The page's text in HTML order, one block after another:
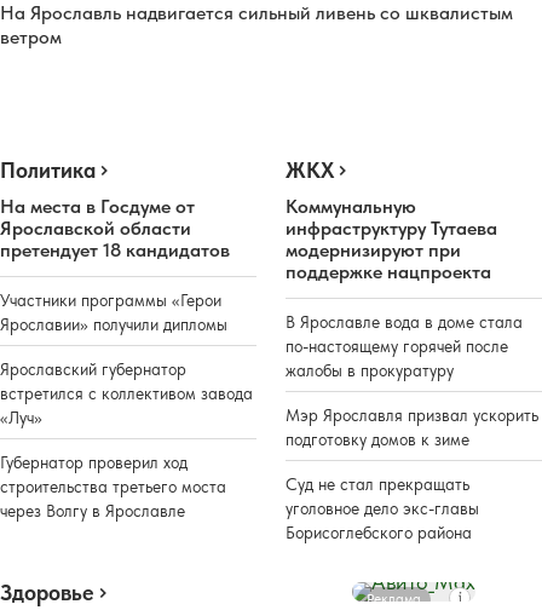
На Ярославль надвигается сильный ливень со шквалистым
ветром
Политика
На места в Госдуме от
Ярославской области
претендует 18 кандидатов
Участники программы «Герои
Ярославии» получили дипломы
Ярославский губернатор
встретился с коллективом завода
«Луч»
Губернатор проверил ход
строительства третьего моста
через Волгу в Ярославле
ЖКХ
Коммунальную
инфраструктуру Тутаева
модернизируют при
поддержке нацпроекта
В Ярославле вода в доме стала
по-настоящему горячей после
жалобы в прокуратуру
Мэр Ярославля призвал ускорить
подготовку домов к зиме
Суд не стал прекращать
уголовное дело экс-главы
Борисоглебского района
Здоровье Реклама